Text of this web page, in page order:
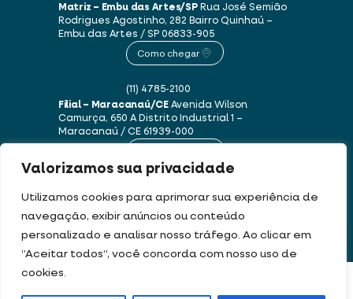
Valorizamos sua privacidade
Utilizamos cookies para aprimorar sua experiência de
navegação, exibir anúncios ou conteúdo
personalizado e analisar nosso tráfego. Ao clicar em
“Aceitar todos”, você concorda com nosso uso de
cookies.
Matriz – Embu das Artes/SPRua José Semião
Rodrigues Agostinho, 282 Bairro Quinhaú –
Embu das Artes / SP06833-905
Como chegar
(11) 4785-2100
Filial – Maracanaú/CEAvenida Wilson
Camurça, 650 ADistrito Industrial 1 –
Maracanaú / CE61939-000
Este site usa cookies e dados pessoais de acordo com os nossos Termos de Uso e